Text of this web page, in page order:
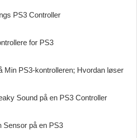
PS3 Controller
for PS3
Min PS3-kontrolleren; Hvordan løser
Sound på en PS3 Controller
Sensor på en PS3